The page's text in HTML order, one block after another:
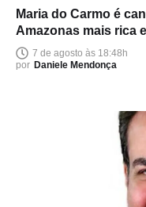
Maria do Carmo é
Amazonas mais rica
milhões
7 de agosto às 18:48h
por Daniele Mendonça